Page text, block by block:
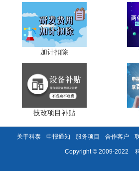
本参与，重点投向人工智能、生物医
等新兴产业。对初创期、种子期科
持，助力企业快速成长。
税收优惠持续优化。科技型中小
比例提高至120%，形成无形资产的
路、工业母机企业同步享受120%加
减按15%税率征收企业所得税。小
300万元以下部分，实际税负5%。
撑、资金活血脉的良性循环。三首采
加计扣除
技改项目补贴
关于科泰 申报通知 服务项目 合作客户
Copyright © 2009-2022